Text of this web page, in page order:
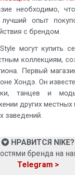
необходимо,
опыт
с брендом.
могут купить
коллекциям,
Первый
Хондэ. Он
танцев и
других местных
заведений.
НРАВИТСЯ NIKE?
бренда на
Telegram >